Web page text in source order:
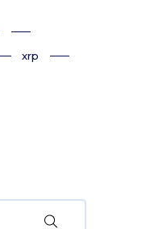
xrp